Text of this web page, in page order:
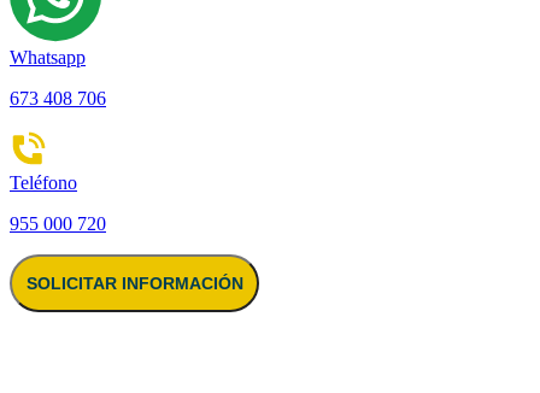
Whatsapp
673 408 706
Teléfono
955 000 720
SOLICITAR INFORMACIÓN